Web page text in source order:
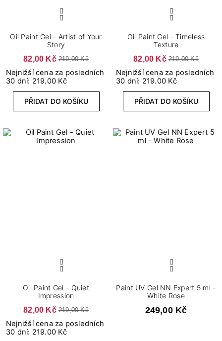
Oil Paint Gel - Artist of Your
Story
82,00 Kč 219,00 Kč
Nejnižší cena za posledních
30 dní: 219.00 Kč
PŘIDAT DO KOŠÍKU
Oil Paint Gel - Timeless
Texture
82,00 Kč 219,00 Kč
Nejnižší cena za posledních
30 dní: 219.00 Kč
PŘIDAT DO KOŠÍKU
Oil Paint Gel - Quiet
Impression
82,00 Kč 219,00 Kč
Nejnižší cena za posledních
30 dní: 219.00 Kč
Paint UV Gel NN Expert 5 ml -
White Rose
249,00 Kč